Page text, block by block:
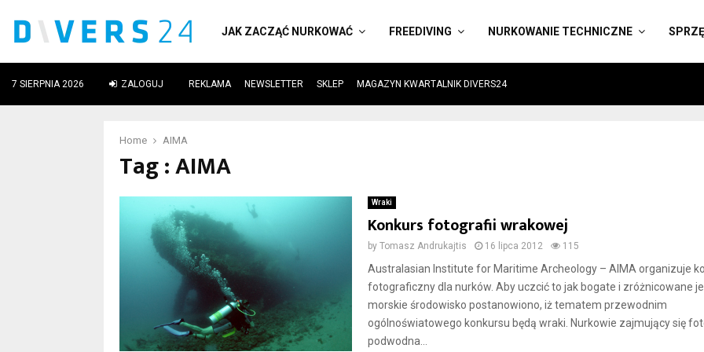
JAK ZACZĄĆ NURKOWAĆ FREEDIVING NURKOWANIE TECHNICZNE
7 SIERPNIA 2026 ZALOGUJ REKLAMA NEWSLETTER SKLEP MAGAZYN KWARTALNIK DIVERS24
Home AIMA
Tag : AIMA
Wraki
Konkurs fotografii wrakowej
by Tomasz Andrukajtis 16 lipca 2012 115
Australasian Institute for Maritime Archeology – AIMA organizuje
fotograficzny dla nurków. Aby uczcić to jak bogate i zróżnicowane
morskie środowisko postanowiono, iż tematem przewodnim
ogólnoświatowego konkursu będą wraki. Nurkowie zajmujący się
podwodna...